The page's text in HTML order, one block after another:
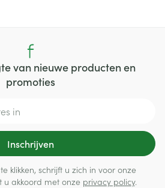
van nieuwe producten en
promoties
Inschrijven
klikken, schrijft u zich in voor onze
u akkoord met onze privacy policy.